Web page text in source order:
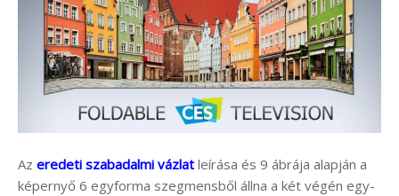
Az eredeti szabadalmi vázlat leírása és 9 ábrája alapján a
képernyő 6 egyforma szegmensből állna a két végén egy-